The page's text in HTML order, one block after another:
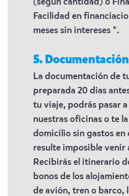
(segun cantidad) o
Facilidad en
meses sin intereses *.
5. Documentación
La documentación de
preparada 20 dias
tu viaje, podrás pasar
nuestras oficinas o te
domicilio sin gastos en
resulte imposible venir
Recibirás el itinerario
bonos de los
de avión, tren o barco,